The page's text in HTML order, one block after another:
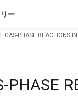
ー
GAS-PHASE REACTIONS
PHASE